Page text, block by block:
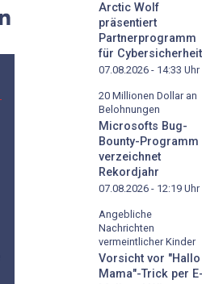
Arctic Wolf
präsentiert
Partnerprogramm
für Cybersicherheit
07.08.2026 - 14:33 Uhr
20 Millionen Dollar an
Belohnungen
Microsofts Bug-
Bounty-Programm
verzeichnet
Rekordjahr
07.08.2026 - 12:19 Uhr
Angebliche
Nachrichten
vermeintlicher Kinder
Vorsicht vor "Hallo
Mama"-Trick per E-